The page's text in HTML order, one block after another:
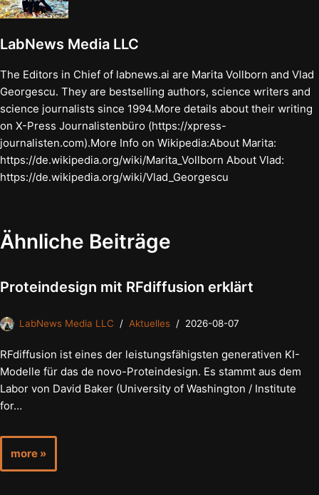
LabNews Media LLC
The Editors in Chief of labnews.ai are Marita Vollborn and Vlad
Georgescu. They are bestselling authors, science writers and
science journalists since 1994.More details about their writing
on X-Press Journalistenbüro (https://xpress-
journalisten.com).More Info on Wikipedia:About Marita:
https://de.wikipedia.org/wiki/Marita_Vollborn About Vlad:
https://de.wikipedia.org/wiki/Vlad_Georgescu
Ähnliche Beiträge
Proteindesign mit RFdiffusion erklärt
LabNews Media LLC Aktuelles 2026-08-07
RFdiffusion ist eines der leistungsfähigsten generativen KI-
Modelle für das de novo-Proteindesign. Es stammt aus dem
Labor von David Baker (University of Washington / Institute
for…
more »